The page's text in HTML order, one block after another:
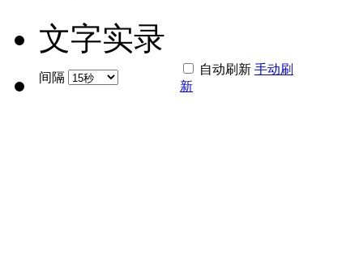
文字实录
间隔
自动刷新 手动刷
新